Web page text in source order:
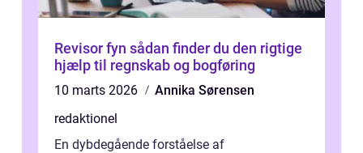
Revisor fyn sådan finder du den rigtige
hjælp til regnskab og bogføring
10 marts 2026
Annika Sørensen
redaktionel
En dybdegående forståelse af